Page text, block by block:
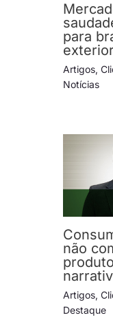
para
Artigos,
Notícias
não
Artigos,
Destaque